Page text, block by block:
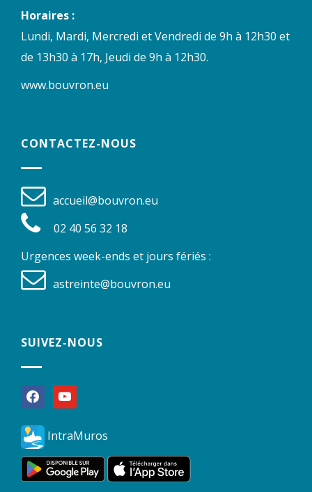
Horaires :
Lundi, Mardi, Mercredi et Vendredi de 9h à 12h30 et
de 13h30 à 17h, Jeudi de 9h à 12h30.
www.bouvron.eu
CONTACTEZ-NOUS
accueil@bouvron.eu
02 40 56 32 18
Urgences week-ends et jours fériés :
astreinte@bouvron.eu
SUIVEZ-NOUS
facebookyoutube
IntraMuros